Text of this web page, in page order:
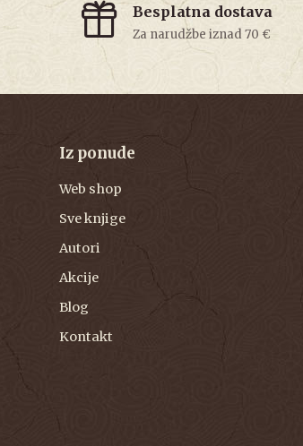
Besplatna dostava
Za narudžbe iznad 70 €
Iz ponude
Web shop
Sve knjige
Autori
Akcije
Blog
Kontakt